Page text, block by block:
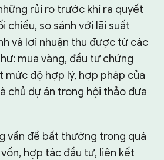
rủi ro trước khi ra quyết
chiếu, so sánh với lãi suất
và lợi nhuận thu được từ các
mua vàng, đầu tư chứng
mức độ hợp lý, hợp pháp của
chủ dự án trong hội thảo đưa
vấn đề bất thường trong quá
hợp tác đầu tư, liên kết